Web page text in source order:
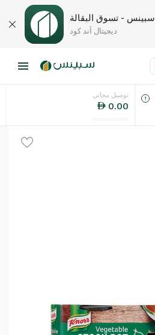
سبينس - تسوق البقالة
ديجيتال آند كود
اللغةتوصيل مجاني
0.00